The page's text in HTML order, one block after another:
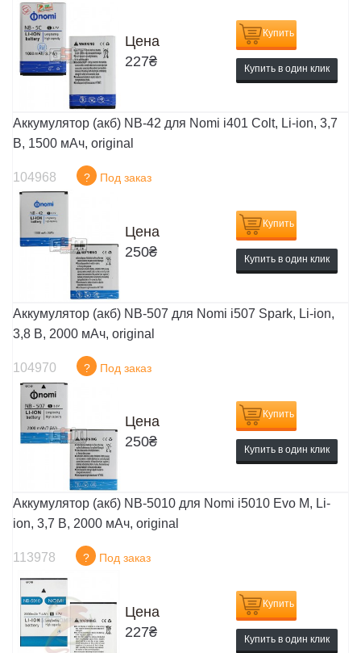
Цена
227₴
Купить
Купить в один клик
Аккумулятор (акб) NB-42 для Nomi i401 Colt, Li-ion, 3,7
В, 1500 мАч, original
104968 ? Под заказ
Цена
250₴
Купить
Купить в один клик
Аккумулятор (акб) NB-507 для Nomi i507 Spark, Li-ion,
3,8 В, 2000 мАч, original
104970 ? Под заказ
Цена
250₴
Купить
Купить в один клик
Аккумулятор (акб) NB-5010 для Nomi i5010 Evo M, Li-
ion, 3,7 В, 2000 мАч, original
113978 ? Под заказ
Цена
227₴
Купить
Купить в один клик